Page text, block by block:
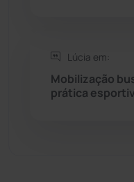
Lúcia em:
Mobilização
prática